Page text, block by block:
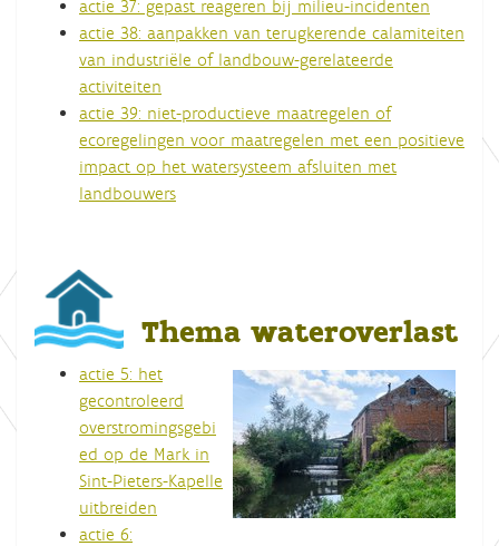
actie 37: gepast reageren bij milieu-incidenten
actie 38: aanpakken van terugkerende calamiteiten
van industriële of landbouw-gerelateerde
activiteiten
actie 39: niet-productieve maatregelen of
ecoregelingen voor maatregelen met een positieve
impact op het watersysteem afsluiten met
landbouwers
Thema wateroverlast
actie 5: het
gecontroleerd
overstromingsgebi
ed op de Mark in
Sint-Pieters-Kapelle
uitbreiden
actie 6: